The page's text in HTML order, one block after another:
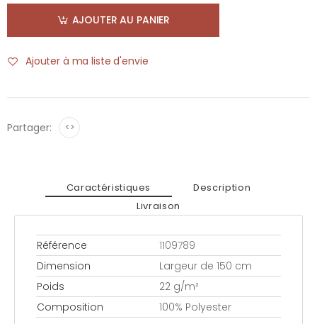
AJOUTER AU PANIER
Ajouter à ma liste d'envie
Partager: <>
Caractéristiques
Description
Livraison
Référence
1109789
Dimension
Largeur de 150 cm
Poids
22 g/m²
Composition
100% Polyester